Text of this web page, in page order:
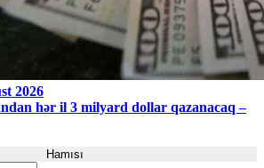
2026
hər il 3 milyard dollar qazanacaq –
Hamısı